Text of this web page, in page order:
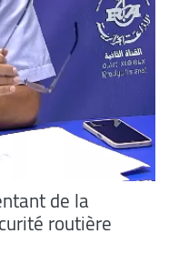
de la
routière